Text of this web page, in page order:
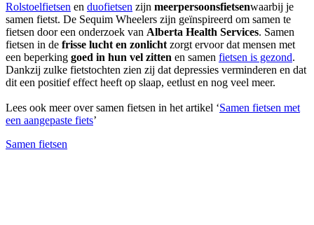
Rolstoelfietsen en duofietsen zijn meerpersoonsfietsenwaarbij je
samen fietst. De Sequim Wheelers zijn geïnspireerd om samen te
fietsen door een onderzoek van Alberta Health Services. Samen
fietsen in de frisse lucht en zonlicht zorgt ervoor dat mensen met
een beperking goed in hun vel zitten en samen fietsen is gezond.
Dankzij zulke fietstochten zien zij dat depressies verminderen en dat
dit een positief effect heeft op slaap, eetlust en nog veel meer.
Lees ook meer over samen fietsen in het artikel ‘Samen fietsen met
een aangepaste fiets’
Samen fietsen